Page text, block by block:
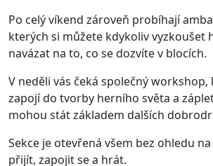
Po celý víkend zároveň probíhají
kterých si můžete kdykoliv vyzkoušet
navázat na to, co se dozvíte v blocích.
V neděli vás čeká společný workshop,
zapojí do tvorby herního světa a
mohou stát základem dalších
Sekce je otevřená všem bez ohledu
přijít, zapojit se a hrát.